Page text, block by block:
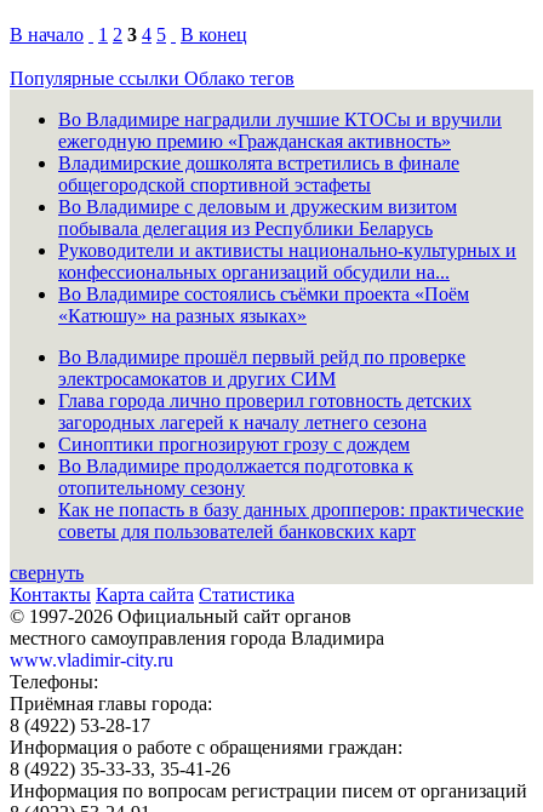
В начало 1 2 3 4 5 В конец
Популярные ссылки Облако тегов
Во Владимире наградили лучшие КТОСы и вручили
ежегодную премию «Гражданская активность»
Владимирские дошколята встретились в финале
общегородской спортивной эстафеты
Во Владимире с деловым и дружеским визитом
побывала делегация из Республики Беларусь
Руководители и активисты национально-культурных и
конфессиональных организаций обсудили на...
Во Владимире состоялись съёмки проекта «Поём
«Катюшу» на разных языках»
Во Владимире прошёл первый рейд по проверке
электросамокатов и других СИМ
Глава города лично проверил готовность детских
загородных лагерей к началу летнего сезона
Синоптики прогнозируют грозу с дождем
Во Владимире продолжается подготовка к
отопительному сезону
Как не попасть в базу данных дропперов: практические
советы для пользователей банковских карт
свернуть
Контакты Карта сайта Статистика
© 1997-2026 Официальный сайт органов
местного самоуправления города Владимира
www.vladimir-city.ru
Телефоны:
Приёмная главы города:
8 (4922) 53-28-17
Информация о работе с обращениями граждан:
8 (4922) 35-33-33, 35-41-26
Информация по вопросам регистрации писем от организаций